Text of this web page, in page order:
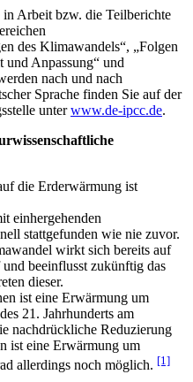
in Arbeit bzw. die Teilberichte
des Klimawandels“, „Folgen
Anpassung“ und
nach und nach
Sprache finden Sie auf der
unterwww.de-ipcc.de.
die Erderwärmung ist
einhergehenden
stattgefunden wie nie zuvor.
wirkt sich bereits auf
beeinflusst zukünftig das
dieser.
ist eine Erwärmung um
21. Jahrhunderts am
nachdrückliche Reduzierung
ist eine Erwärmung um
allerdings noch möglich. [1]